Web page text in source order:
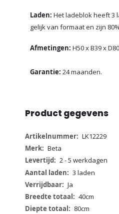
Laden: Het ladeblok heeft 3
gelijk van formaat en zijn
Afmetingen: H50 x B39 x
Garantie: 24 maanden.
Product gegevens
Meer
informatie
LK12229
Beta
2 - 5 werkdagen
3 laden
Ja
40cm
80cm